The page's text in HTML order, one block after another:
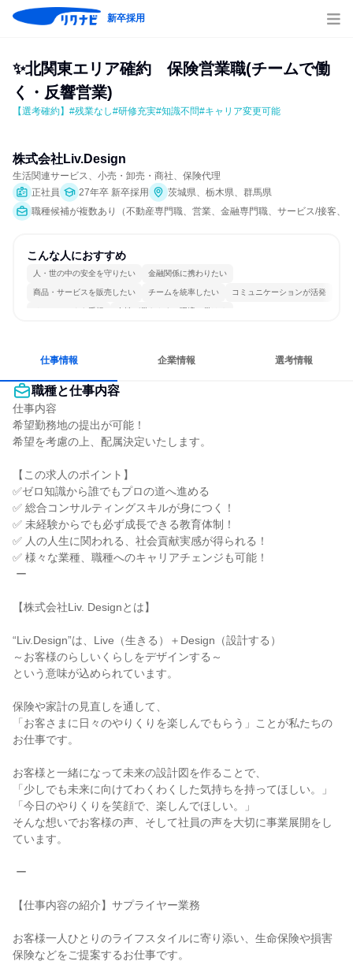
新卒採用
✨北関東エリア確約　保険営業職(チームで働
く・反響営業)
【選考確約】#残業なし#研修充実#知識不問#キャリア変更可能
株式会社Liv.Design
生活関連サービス、小売・卸売・商社、保険代理
正社員
27年卒 新卒採用
茨城県、栃木県、群馬県
職種候補が複数あり（不動産専門職、営業、金融専門職、サービス/接客
こんな人におすすめ
人・世の中の安全を守りたい 金融関係に携わりたい
商品・サービスを販売したい チームを統率したい コミュニケーションが活発
チームワークを重視 女性が働きやすい環境で働ける
仕事情報 企業情報 選考情報
職種と仕事内容
仕事内容
希望勤務地の提出が可能！
希望を考慮の上、配属決定いたします。
【この求人のポイント】
✅ゼロ知識から誰でもプロの道へ進める
✅ 総合コンサルティングスキルが身につく！
✅ 未経験からでも必ず成長できる教育体制！
✅ 人の人生に関われる、社会貢献実感が得られる！
✅ 様々な業種、職種へのキャリアチェンジも可能！
【株式会社Liv. Designとは】
“Liv.Design”は、Live（生きる）＋Design（設計する）
～お客様のらしいくらしをデザインする～
という意味が込められています。
保険や家計の見直しを通して、
「お客さまに日々のやりくりを楽しんでもらう」ことが私たちの
お仕事です。
お客様と一緒になって未来の設計図を作ることで、
「少しでも未来に向けてわくわくした気持ちを持ってほしい。」
「今日のやりくりを笑顔で、楽しんでほしい。」
そんな想いでお客様の声、そして社員の声を大切に事業展開をし
ています。
【仕事内容の紹介】サプライヤー業務
お客様一人ひとりのライフスタイルに寄り添い、生命保険や損害
保険などをご提案するお仕事です。